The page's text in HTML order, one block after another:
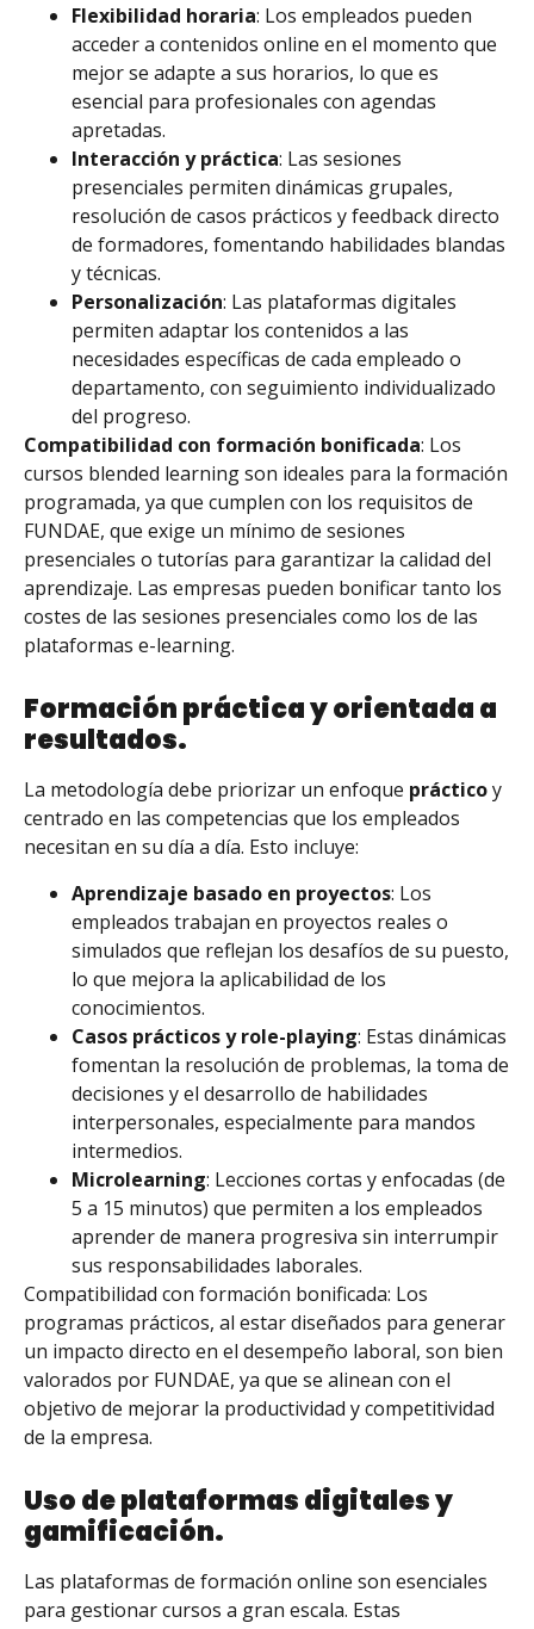
Flexibilidad horaria: Los empleados pueden
acceder a contenidos online en el momento que
mejor se adapte a sus horarios, lo que es
esencial para profesionales con agendas
apretadas.
Interacción y práctica: Las sesiones
presenciales permiten dinámicas grupales,
resolución de casos prácticos y feedback directo
de formadores, fomentando habilidades blandas
y técnicas.
Personalización: Las plataformas digitales
permiten adaptar los contenidos a las
necesidades específicas de cada empleado o
departamento, con seguimiento individualizado
del progreso.
Compatibilidad con formación bonificada: Los
cursos blended learning son ideales para la formación
programada, ya que cumplen con los requisitos de
FUNDAE, que exige un mínimo de sesiones
presenciales o tutorías para garantizar la calidad del
aprendizaje. Las empresas pueden bonificar tanto los
costes de las sesiones presenciales como los de las
plataformas e-learning.
Formación práctica y orientada a
resultados.
La metodología debe priorizar un enfoque prácticoy
centrado en las competencias que los empleados
necesitan en su día a día. Esto incluye:
Aprendizaje basado en proyectos: Los
empleados trabajan en proyectos reales o
simulados que reflejan los desafíos de su puesto,
lo que mejora la aplicabilidad de los
conocimientos.
Casos prácticos y role-playing: Estas dinámicas
fomentan la resolución de problemas, la toma de
decisiones y el desarrollo de habilidades
interpersonales, especialmente para mandos
intermedios.
Microlearning: Lecciones cortas y enfocadas (de
5 a 15 minutos) que permiten a los empleados
aprender de manera progresiva sin interrumpir
sus responsabilidades laborales.
Compatibilidad con formación bonificada: Los
programas prácticos, al estar diseñados para generar
un impacto directo en el desempeño laboral, son bien
valorados por FUNDAE, ya que se alinean con el
objetivo de mejorar la productividad y competitividad
de la empresa.
Uso de plataformas digitales y
gamificación.
Las plataformas de formación online son esenciales
para gestionar cursos a gran escala. Estas